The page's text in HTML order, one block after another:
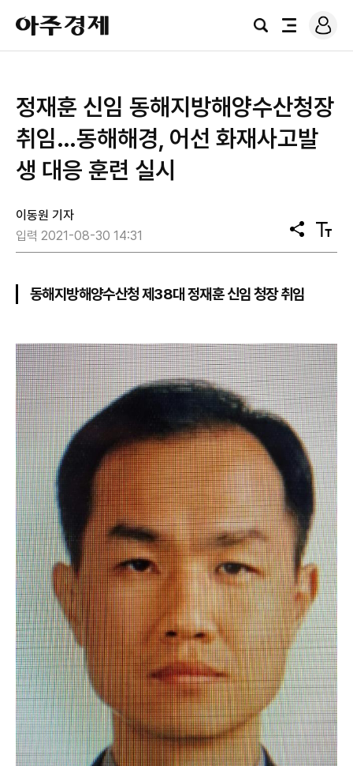
아
주
경
검
전
로
그
정재훈 신임 동해지방해양수산청장
취임…동해해경, 어선 화재사고발
생 대응 훈련 실시
이동원 기자
입력 2021-08-30 14:31
공
유
텍
스
동해지방해양수산청 제38대 정재훈 신임 청장 취임